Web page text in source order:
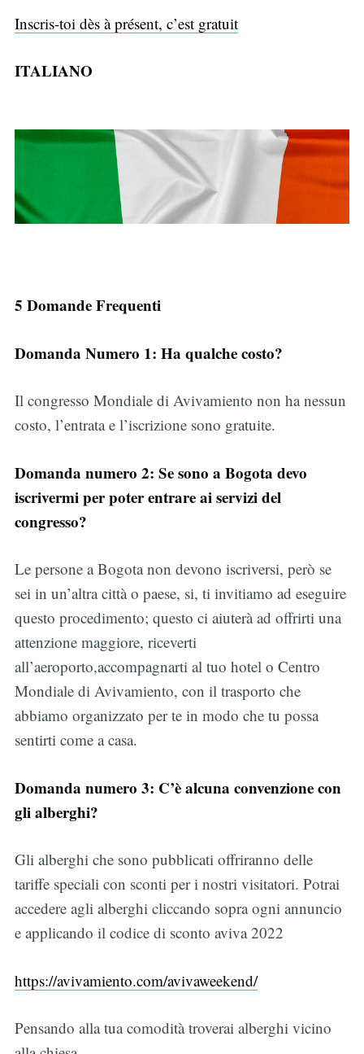
Inscris-toi dès à présent, c’est gratuit
ITALIANO
5 Domande Frequenti
Domanda Numero 1: Ha qualche costo?
Il congresso Mondiale di Avivamiento non ha nessun
costo, l’entrata e l’iscrizione sono gratuite.
Domanda numero 2: Se sono a Bogota devo
iscrivermi per poter entrare ai servizi del
congresso?
Le persone a Bogota non devono iscriversi, però se
sei in un’altra città o paese, si, ti invitiamo ad eseguire
questo procedimento; questo ci aiuterà ad offrirti una
attenzione maggiore, riceverti
all’aeroporto,accompagnarti al tuo hotel o Centro
Mondiale di Avivamiento, con il trasporto che
abbiamo organizzato per te in modo che tu possa
sentirti come a casa.
Domanda numero 3: C’è alcuna convenzione con
gli alberghi?
Gli alberghi che sono pubblicati offriranno delle
tariffe speciali con sconti per i nostri visitatori. Potrai
accedere agli alberghi cliccando sopra ogni annuncio
e applicando il codice di sconto aviva 2022
https://avivamiento.com/avivaweekend/
Pensando alla tua comodità troverai alberghi vicino